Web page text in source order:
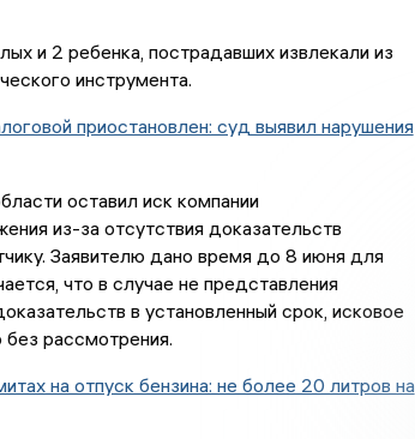
и 2 ребенка, пострадавших извлекали из
инструмента.
приостановлен: суд выявил нарушения
оставил иск компании
из-за отсутствия доказательств
Заявителю дано время до 8 июня для
что в случае не представления
в установленный срок, исковое
рассмотрения.
на отпуск бензина: не более 20 литров на